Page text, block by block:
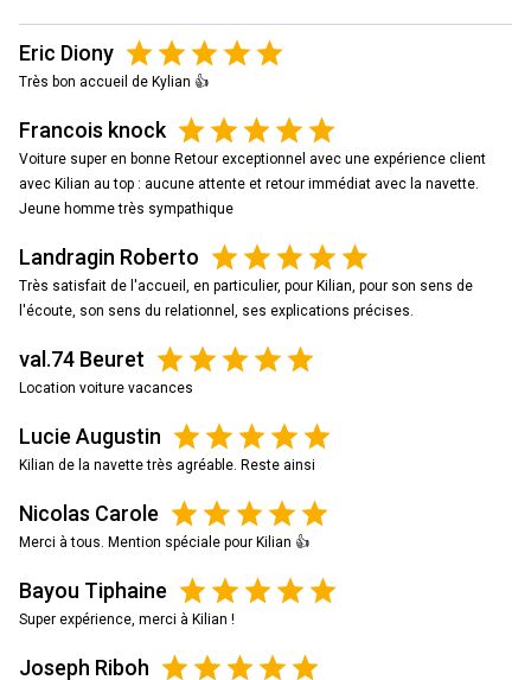
Eric Diony
Très bon accueil de Kylian 👍
Francois knock
Voiture super en bonne Retour exceptionnel avec une expérience client
avec Kilian au top : aucune attente et retour immédiat avec la navette.
Jeune homme très sympathique
Landragin Roberto
Très satisfait de l'accueil, en particulier, pour Kilian, pour son sens de
l'écoute, son sens du relationnel, ses explications précises.
val.74 Beuret
Location voiture vacances
Lucie Augustin
Kilian de la navette très agréable. Reste ainsi
Nicolas Carole
Merci à tous. Mention spéciale pour Kilian 👍
Bayou Tiphaine
Super expérience, merci à Kilian !
Joseph Riboh